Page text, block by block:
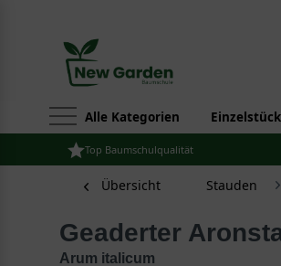
Alle Kategorien
Top Baumschulqualität
Übersicht Stauden
Geaderter
Arum italicum